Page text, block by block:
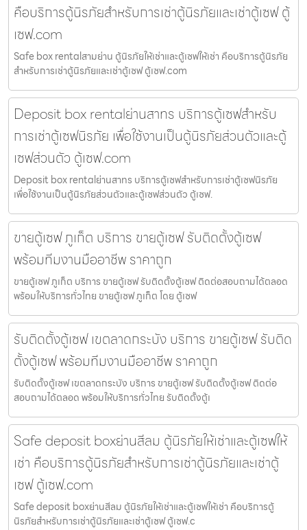
คือบริการตู้นิรภัยสำหรับการเช่าตู้นิรภัยและเช่าตู้เซฟ ตู้
เซฟ.com
Safe box rentalสามย่าน ตู้นิรภัยให้เช่าและตู้เซฟให้เช่า คือบริการตู้นิรภัย
สำหรับการเช่าตู้นิรภัยและเช่าตู้เซฟ ตู้เซฟ.com
Deposit box rentalย่านสาทร บริการตู้เซฟสำหรับ
การเช่าตู้เซฟนิรภัย เพื่อใช้งานเป็นตู้นิรภัยส่วนตัวและตู้
เซฟส่วนตัว ตู้เซฟ.com
Deposit box rentalย่านสาทร บริการตู้เซฟสำหรับการเช่าตู้เซฟนิรภัย
เพื่อใช้งานเป็นตู้นิรภัยส่วนตัวและตู้เซฟส่วนตัว ตู้เซฟ.
ขายตู้เซฟ ภูเก็ต บริการ ขายตู้เซฟ รับติดตั้งตู้เซฟ
พร้อมทีมงานมืออาชีพ ราคาถูก
ขายตู้เซฟ ภูเก็ต บริการ ขายตู้เซฟ รับติดตั้งตู้เซฟ ติดต่อสอบถามได้ตลอด
พร้อมให้บริการทั่วไทย ขายตู้เซฟ ภูเก็ต โดย ตู้เซฟ
รับติดตั้งตู้เซฟ เขตลาดกระบัง บริการ ขายตู้เซฟ รับติด
ตั้งตู้เซฟ พร้อมทีมงานมืออาชีพ ราคาถูก
รับติดตั้งตู้เซฟ เขตลาดกระบัง บริการ ขายตู้เซฟ รับติดตั้งตู้เซฟ ติดต่อ
สอบถามได้ตลอด พร้อมให้บริการทั่วไทย รับติดตั้งตู้เ
Safe deposit boxย่านสีลม ตู้นิรภัยให้เช่าและตู้เซฟให้
เช่า คือบริการตู้นิรภัยสำหรับการเช่าตู้นิรภัยและเช่าตู้
เซฟ ตู้เซฟ.com
Safe deposit boxย่านสีลม ตู้นิรภัยให้เช่าและตู้เซฟให้เช่า คือบริการตู้
นิรภัยสำหรับการเช่าตู้นิรภัยและเช่าตู้เซฟ ตู้เซฟ.c